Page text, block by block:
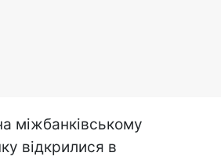
міжбанківському
відкрилися в